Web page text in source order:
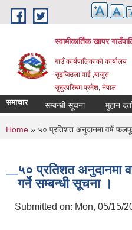
Skip to main content
स्वामीकार्तिक खापर
गाउँ कार्यपालिकाकाे कार्यालय
सुइजिउला वाई ,बाजुरा
सुदुरपश्चिम प्रदेश, नेपाल
समाचार
गर्ने सम्बन्धी सूचना मुहान दर्ताको
You are here
Home » ५० प्रतिशत अनुदानमा वर्षे
५० प्रतिशत अनुदानमा
गर्ने सम्बन्धी सूचना ।
Submitted on: Mon, 05/15/